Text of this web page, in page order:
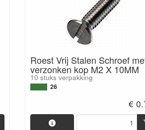
Roest Vrij Stalen Schroef
verzonken kop M2 X 10MM
10 stuks verpakking
26
€